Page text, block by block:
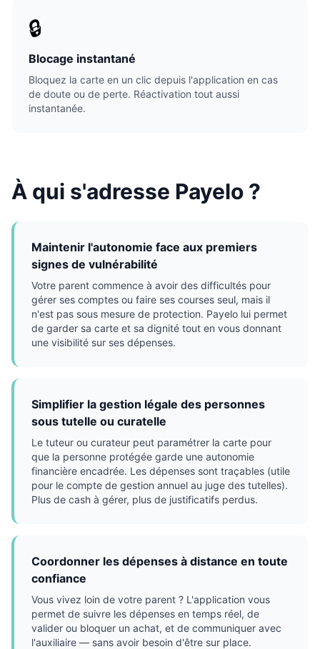
🔒
Blocage instantané
Bloquez la carte en un clic depuis l'application en cas
de doute ou de perte. Réactivation tout aussi
instantanée.
À qui s'adresse Payelo ?
Maintenir l'autonomie face aux premiers
signes de vulnérabilité
Votre parent commence à avoir des difficultés pour
gérer ses comptes ou faire ses courses seul, mais il
n'est pas sous mesure de protection. Payelo lui permet
de garder sa carte et sa dignité tout en vous donnant
une visibilité sur ses dépenses.
Simplifier la gestion légale des personnes
sous tutelle ou curatelle
Le tuteur ou curateur peut paramétrer la carte pour
que la personne protégée garde une autonomie
financière encadrée. Les dépenses sont traçables (utile
pour le compte de gestion annuel au juge des tutelles).
Plus de cash à gérer, plus de justificatifs perdus.
Coordonner les dépenses à distance en toute
confiance
Vous vivez loin de votre parent ? L'application vous
permet de suivre les dépenses en temps réel, de
valider ou bloquer un achat, et de communiquer avec
l'auxiliaire — sans avoir besoin d'être sur place.